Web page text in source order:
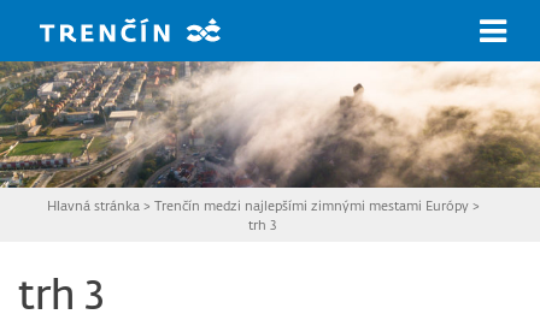
Hlavná stránka > Trenčín medzi najlepšími zimnými mestami Európy>
trh 3
trh 3